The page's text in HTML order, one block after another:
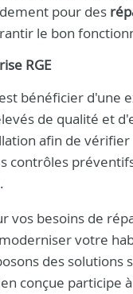
pour des
le bon
RGE
bénéficier
de qualité et
afin de
contrôles
vos besoins de
votre
des solutions
conçue participe